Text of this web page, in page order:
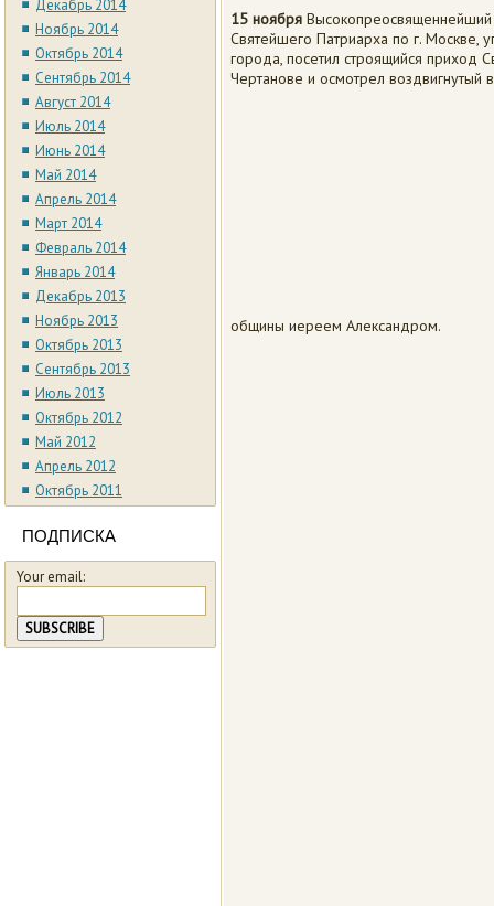
Декабрь 2014
Ноябрь 2014
Октябрь 2014
Сентябрь 2014
Август 2014
Июль 2014
Июнь 2014
Май 2014
Апрель 2014
Март 2014
Февраль 2014
Январь 2014
Декабрь 2013
Ноябрь 2013
Октябрь 2013
Сентябрь 2013
Июль 2013
Октябрь 2012
Май 2012
Апрель 2012
Октябрь 2011
ПОДПИСКА
Your email:
15 ноября Высокопреосвященнейший
Святейшего Патриарха по г. Москве,
города, посетил строящийся приход
Чертанове и осмотрел
общины иереем Александром.